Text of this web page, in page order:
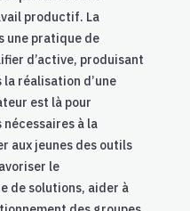
productif. La
une pratique de
d’active, produisant
réalisation d’une
est là pour
à la
aux jeunes des outils
le
de solutions, aider à